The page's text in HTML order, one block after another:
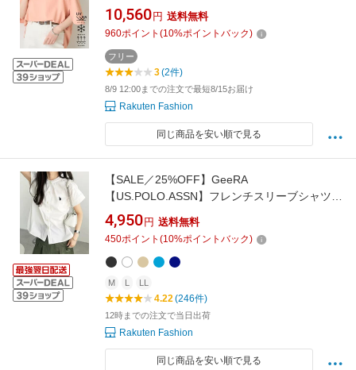
型カバーに◎》ジャージスクエアブラウス コラ
ージュガリャルダガランテ トップス シャツ・
ブラウス ネイビー ブラック ホワイト オレンジ
【送料無料】
10,560 円 送料無料
960ポイント (10%ポイントバック)
フリー
3(2件)
8/9 12:00までの注文で最短8/15お届け
Rakuten Fashion
同じ商品を安い順で見る
【SALE／25%OFF】GeeRA
【US.POLO.ASSN】フレンチスリーブシャツ
ジーラ トップス シャツ・ブラウス ネイビー ブ
ラック ブルー ベージュ ホワイト【送料無料】
4,950 円 送料無料
450ポイント (10%ポイントバック)
M L LL
4.22(246件)
12時までの注文で当日出荷
Rakuten Fashion
同じ商品を安い順で見る